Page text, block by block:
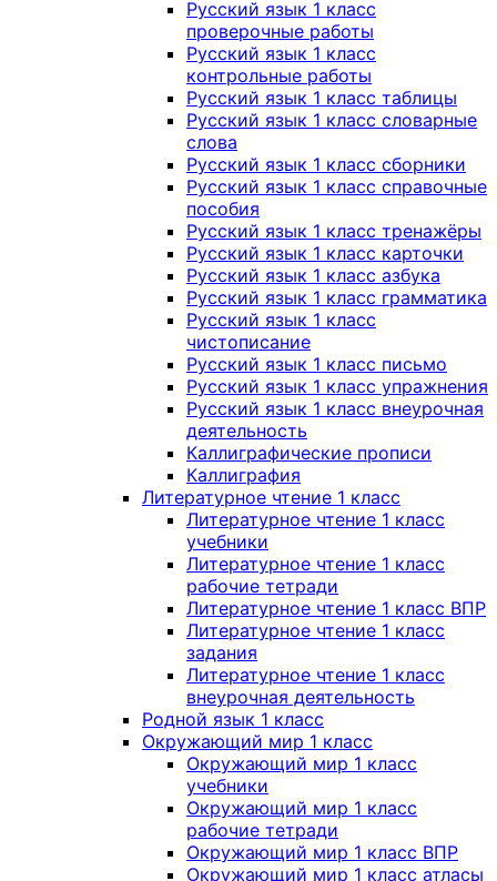
Русский язык 1 класс
проверочные работы
Русский язык 1 класс
контрольные работы
Русский язык 1 класс таблицы
Русский язык 1 класс словарные
слова
Русский язык 1 класс сборники
Русский язык 1 класс справочные
пособия
Русский язык 1 класс тренажёры
Русский язык 1 класс карточки
Русский язык 1 класс азбука
Русский язык 1 класс грамматика
Русский язык 1 класс
чистописание
Русский язык 1 класс письмо
Русский язык 1 класс упражнения
Русский язык 1 класс внеурочная
деятельность
Каллиграфические прописи
Каллиграфия
Литературное чтение 1 класс
Литературное чтение 1 класс
учебники
Литературное чтение 1 класс
рабочие тетради
Литературное чтение 1 класс ВПР
Литературное чтение 1 класс
задания
Литературное чтение 1 класс
внеурочная деятельность
Родной язык 1 класс
Окружающий мир 1 класс
Окружающий мир 1 класс
учебники
Окружающий мир 1 класс
рабочие тетради
Окружающий мир 1 класс ВПР
Окружающий мир 1 класс атласы